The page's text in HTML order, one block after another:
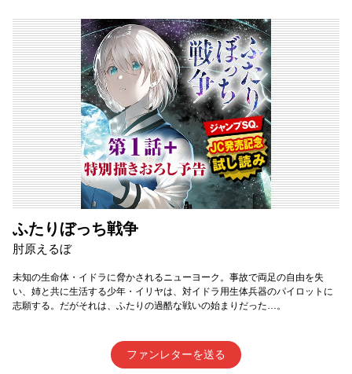
ふたりぼっち戦争
肘原えるぼ
未知の生命体・イドラに脅かされるニューヨーク。事故で両足の自由を失
い、姉と共に生活する少年・イリヤは、対イドラ用生体兵器のパイロットに
志願する。だがそれは、ふたりの過酷な戦いの始まりだった…。
ファンレターを送る